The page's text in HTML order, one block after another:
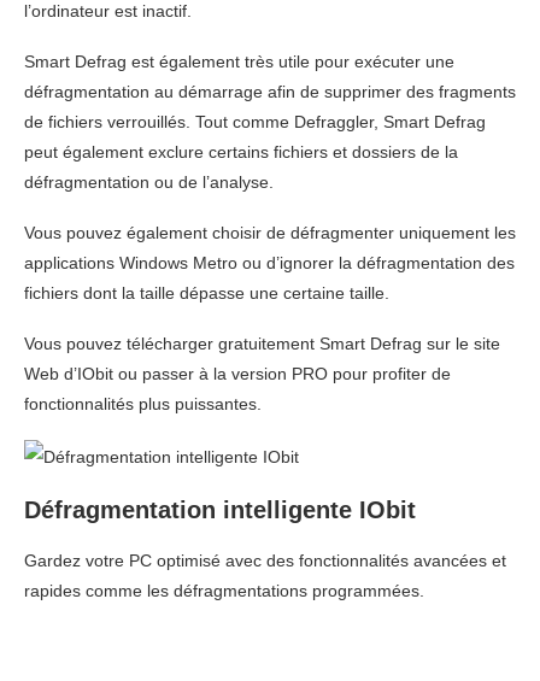
l’ordinateur est inactif.
Smart Defrag est également très utile pour exécuter une
défragmentation au démarrage afin de supprimer des fragments
de fichiers verrouillés. Tout comme Defraggler, Smart Defrag
peut également exclure certains fichiers et dossiers de la
défragmentation ou de l’analyse.
Vous pouvez également choisir de défragmenter uniquement les
applications Windows Metro ou d’ignorer la défragmentation des
fichiers dont la taille dépasse une certaine taille.
Vous pouvez télécharger gratuitement Smart Defrag sur le site
Web d’IObit ou passer à la version PRO pour profiter de
fonctionnalités plus puissantes.
Défragmentation intelligente IObit
Gardez votre PC optimisé avec des fonctionnalités avancées et
rapides comme les défragmentations programmées.